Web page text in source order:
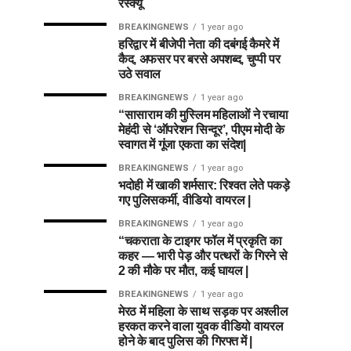
रेस्क्यू
BREAKINGNEWS 1 year ago
हरिद्वार में बीजेपी नेता की दबंगई कैमरे में
कैद, अफसर पर बरसे अपशब्द, चुप्पी पर
उठे सवाल
BREAKINGNEWS 1 year ago
“सासाराम की मुस्लिम महिलाओं ने रचाया
मेहंदी से ‘ऑपरेशन सिन्दूर’, पीएम मोदी के
स्वागत में गूंजा एकता का संदेश|
BREAKINGNEWS 1 year ago
भदोही में खाकी शर्मसार: रिश्वत लेते पकड़े
गए पुलिसकर्मी, वीडियो वायरल |
BREAKINGNEWS 1 year ago
“चकराता के टाइगर फॉल में प्रकृति का
कहर — भारी पेड़ और पत्थरों के गिरने से
2 की मौके पर मौत, कई घायल |
BREAKINGNEWS 1 year ago
मेरठ में महिला के साथ सड़क पर अश्लील
हरकत करने वाला युवक वीडियो वायरल
होने के बाद पुलिस की गिरफ्त में |